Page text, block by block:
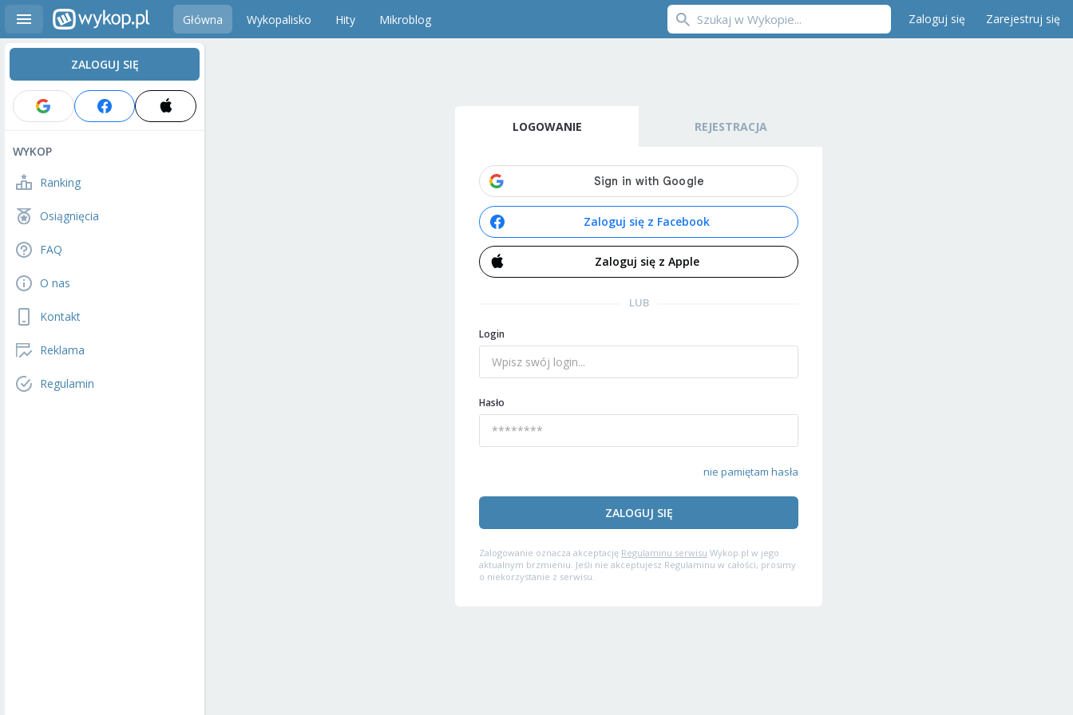
Główna Wykopalisko Hity Mikroblog Zaloguj się Zarejestruj się
ZALOGUJ SIĘ
WYKOP
Ranking
Osiągnięcia
FAQ
O nas
Kontakt
Reklama
Regulamin
LOGOWANIE REJESTRACJA
Zaloguj się z Facebook
Zaloguj się z Apple
LUB
Login
Hasło
nie pamiętam hasła
ZALOGUJ SIĘ
Zalogowanie oznacza akceptację Regulaminu serwisu Wykop.pl w jego
aktualnym brzmieniu. Jeśli nie akceptujesz Regulaminu w całości, prosimy
o niekorzystanie z serwisu.